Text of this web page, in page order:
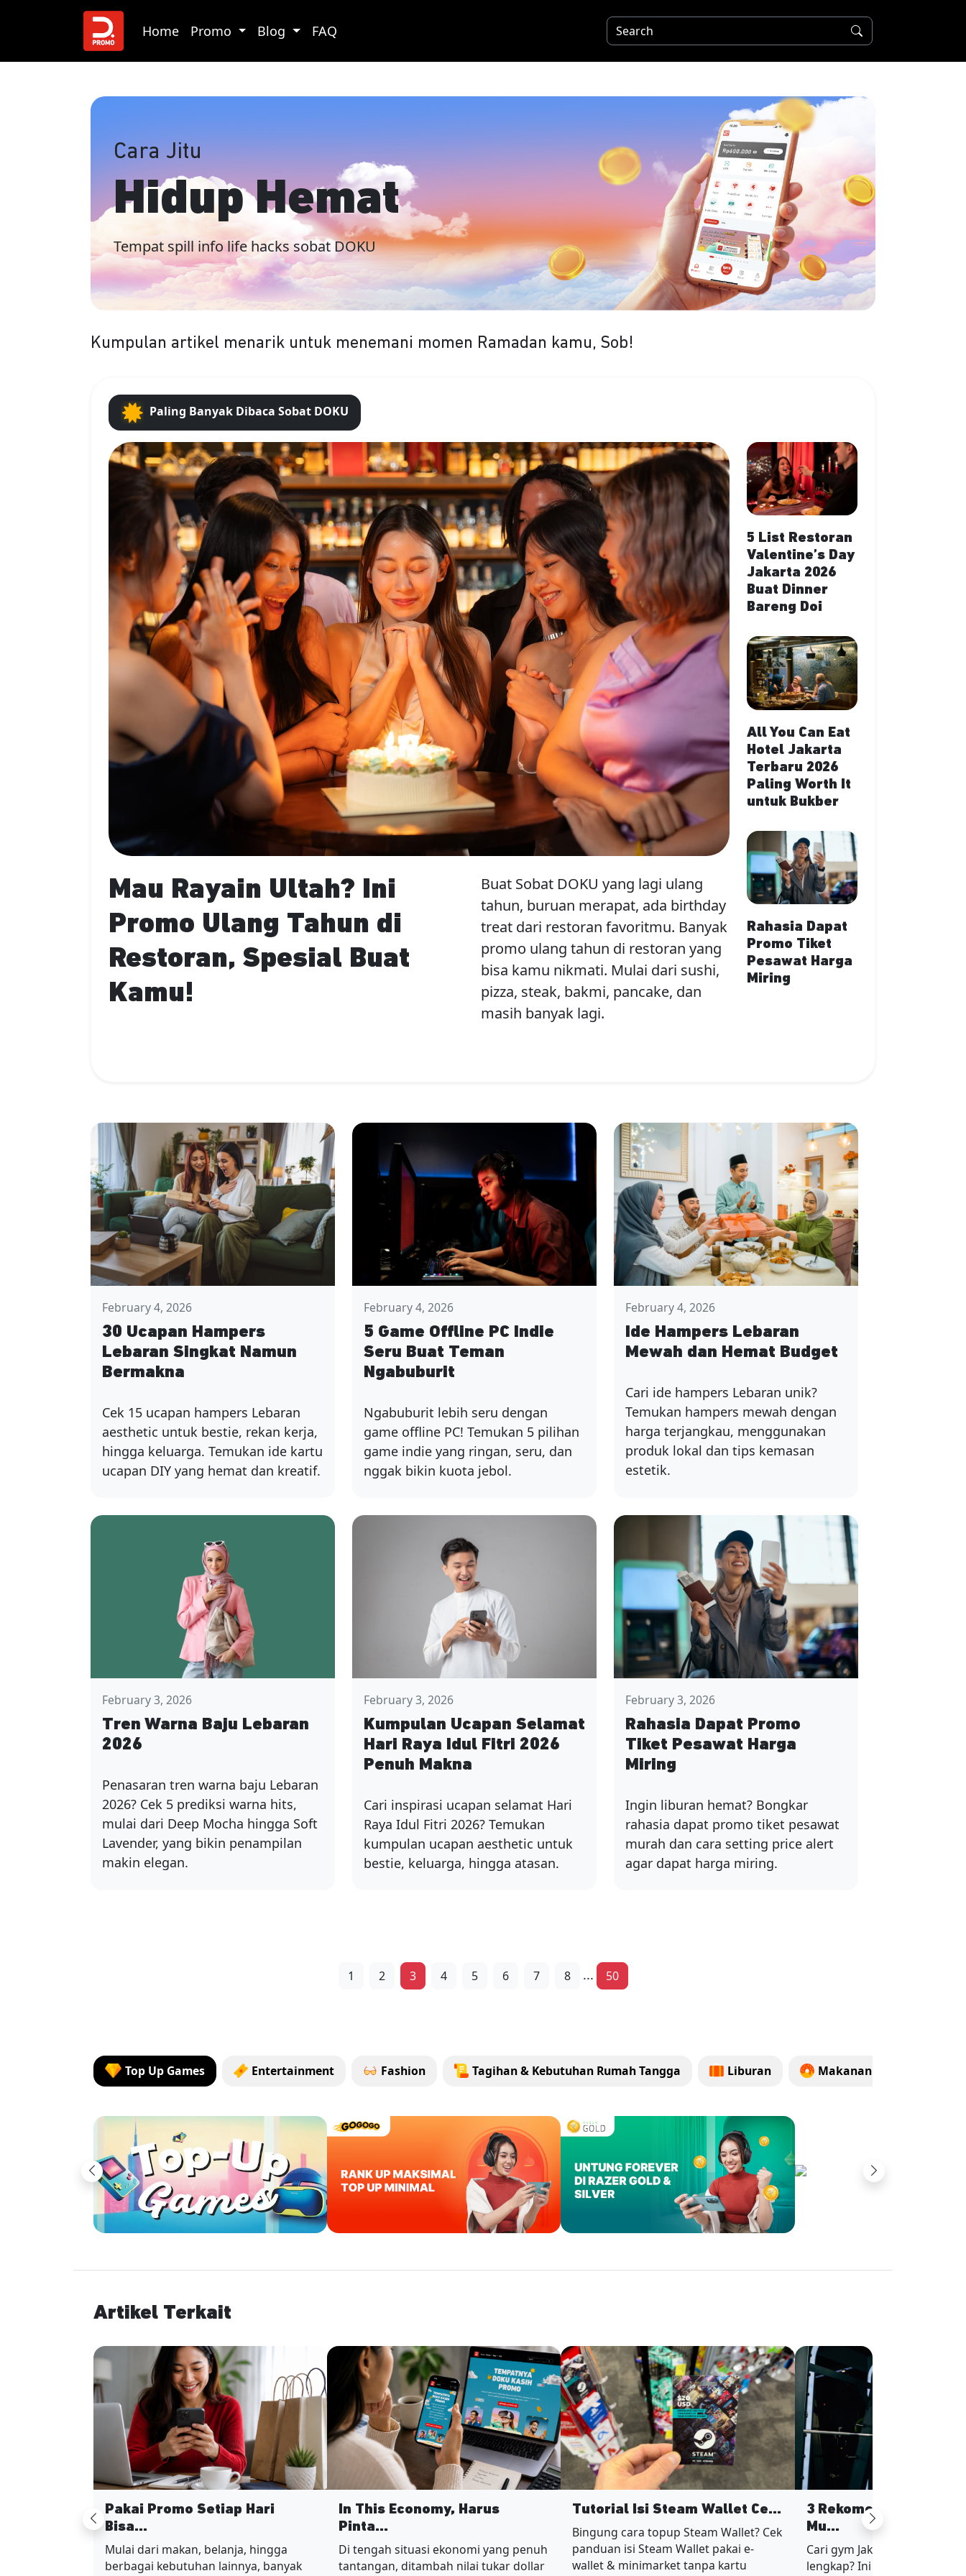
Home Promo Blog FAQ
Cara Jitu
Hidup Hemat
Tempat spill info life hacks sobat DOKU
Kumpulan artikel menarik untuk menemani momen Ramadan kamu, Sob!
Paling Banyak Dibaca Sobat DOKU
Mau Rayain Ultah? Ini
Promo Ulang Tahun di
Restoran, Spesial Buat
Kamu!
Buat Sobat DOKU yang lagi ulang
tahun, buruan merapat, ada birthday
treat dari restoran favoritmu. Banyak
promo ulang tahun di restoran yang
bisa kamu nikmati. Mulai dari sushi,
pizza, steak, bakmi, pancake, dan
masih banyak lagi.
5 List Restoran
Valentine’s Day
Jakarta 2026
Buat Dinner
Bareng Doi
All You Can Eat
Hotel Jakarta
Terbaru 2026
Paling Worth It
untuk Bukber
Rahasia Dapat
Promo Tiket
Pesawat Harga
Miring
February 4, 2026
30 Ucapan Hampers
Lebaran Singkat Namun
Bermakna
Cek 15 ucapan hampers Lebaran
aesthetic untuk bestie, rekan kerja,
hingga keluarga. Temukan ide kartu
ucapan DIY yang hemat dan kreatif.
February 4, 2026
5 Game Offline PC Indie
Seru Buat Teman
Ngabuburit
Ngabuburit lebih seru dengan
game offline PC! Temukan 5 pilihan
game indie yang ringan, seru, dan
nggak bikin kuota jebol.
February 4, 2026
Ide Hampers Lebaran
Mewah dan Hemat Budget
Cari ide hampers Lebaran unik?
Temukan hampers mewah dengan
harga terjangkau, menggunakan
produk lokal dan tips kemasan
estetik.
February 3, 2026
Tren Warna Baju Lebaran
2026
Penasaran tren warna baju Lebaran
2026? Cek 5 prediksi warna hits,
mulai dari Deep Mocha hingga Soft
Lavender, yang bikin penampilan
makin elegan.
February 3, 2026
Kumpulan Ucapan Selamat
Hari Raya Idul Fitri 2026
Penuh Makna
Cari inspirasi ucapan selamat Hari
Raya Idul Fitri 2026? Temukan
kumpulan ucapan aesthetic untuk
bestie, keluarga, hingga atasan.
February 3, 2026
Rahasia Dapat Promo
Tiket Pesawat Harga
Miring
Ingin liburan hemat? Bongkar
rahasia dapat promo tiket pesawat
murah dan cara setting price alert
agar dapat harga miring.
1 2 3 4 5 6 7 8 ... 50
Top Up Games Entertainment Fashion Tagihan & Kebutuhan Rumah Tangga Liburan Makanan
Previous Next
Artikel Terkait
Previous
Pakai Promo Setiap Hari
Bisa...
Mulai dari makan, belanja, hingga
berbagai kebutuhan lainnya, banyak
In This Economy, Harus
Pinta...
Di tengah situasi ekonomi yang penuh
tantangan, ditambah nilai tukar dollar
Tutorial Isi Steam Wallet Ce...
Bingung cara topup Steam Wallet? Cek
panduan isi Steam Wallet pakai e-
wallet & minimarket tanpa kartu
3 Rekomendasi Gym
Mu...
Cari gym Jakarta murah tapi
lengkap? Ini 3 rekomendasi
Next